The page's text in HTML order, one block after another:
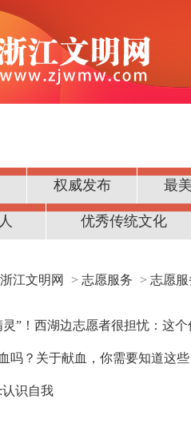
权威发布 最
优秀传统文化
浙江文明网 > 志愿服务 > 志愿
灵”！西湖边志愿者很担忧：这
吗？关于献血，你需要知道这些
识自我